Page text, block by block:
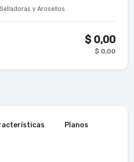
y Arosellos
$ 0,00
$ 0,00
Planos